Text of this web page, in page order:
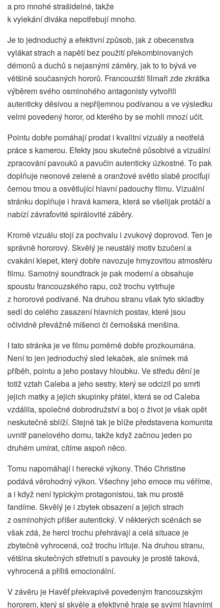
a pro mnohé strašidelné, takže
k vylekání diváka nepotřebují mnoho.
Je to jednoduchý a efektivní způsob, jak z obecenstva
vylákat strach a napětí bez použití překombinovaných
démonů a duchů s nejasnými záměry, jak to to bývá ve
většině současných hororů. Francouzští filmaři zde zkrátka
výběrem svého osminohého antagonisty vytvořili
autenticky děsivou a nepříjemnou podívanou a ve výsledku
velmi povedený horor, od kterého by se mohli mnozí učit.
Pointu dobře pomáhají prodat i kvalitní vizuály a neotřelá
práce s kamerou. Efekty jsou skutečně působivé a vizuální
zpracování pavouků a pavučin autenticky úzkostné. To pak
doplňuje neonové zelené a oranžové světlo slabě prociťují
černou tmou a osvětlující hlavní padouchy filmu. Vizuální
stránku doplňuje i hravá kamera, která se všelijak protáčí a
nabízí závraťovité spirálovité záběry.
Kromě vizuálu stojí za pochvalu i zvukový doprovod. Ten je
správně hororový. Skvělý je neustálý motiv bzučení a
cvakání klepet, který dobře navozuje hmyzovitou atmosféru
filmu. Samotný soundtrack je pak moderní a obsahuje
spoustu francouzského rapu, což trochu vytrhuje
z hororové podívané. Na druhou stranu však tyto skladby
sedí do celého zasazení hlavních postav, které jsou
očividně převážně míšenci či černošská menšina.
I tato stránka je ve filmu poměrně dobře prozkoumána.
Není to jen jednoduchý sled lekaček, ale snímek má
příběh, pointu a jeho postavy hloubku. Ve středu dění je
totiž vztah Caleba a jeho sestry, který se odcizil po smrti
jejich matky a jejich skupinky přátel, která se od Caleba
vzdálila, společné dobrodružství a boj o život je však opět
neskutečně sblíží. Stejně tak je blíže představena komunita
uvnitř panelového domu, takže když začnou jeden po
druhém umírat, cítíme aspoň něco.
Tomu napomáhají i herecké výkony. Théo Christine
podává věrohodný výkon. Všechny jeho emoce mu věříme,
a i když není typickým protagonistou, tak mu prostě
fandíme. Skvělý je i zbytek obsazení a jejich strach
z osminohých příšer autentický. V některých scénách se
však zdá, že herci trochu přehrávají a celá situace je
zbytečně vyhrocená, což trochu irituje. Na druhou stranu,
většina skutečných střetnutí s pavouky je prostě taková,
vyhrocená a příliš emocionální.
V závěru je Havěť překvapivě povedeným francouzským
hororem, který si skvěle a efektivně hraje se svými hlavními